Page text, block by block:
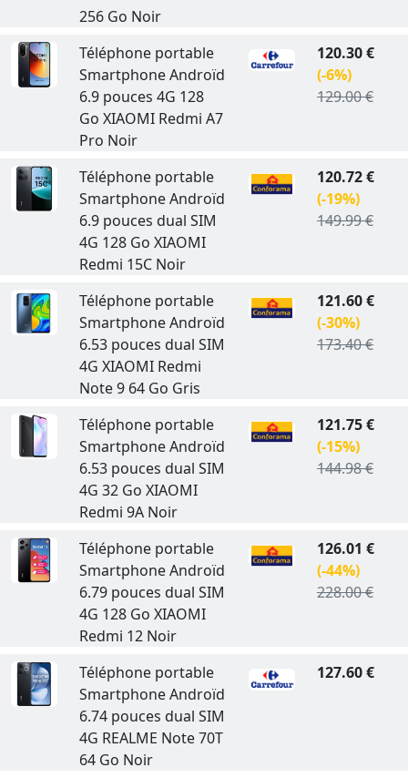
256 Go Noir
Téléphone portable
Smartphone Androïd
6.9 pouces 4G 128
Go XIAOMI Redmi A7
Pro Noir
120.30 €
(-6%)
129.00 €
Téléphone portable
Smartphone Androïd
6.9 pouces dual SIM
4G 128 Go XIAOMI
Redmi 15C Noir
120.72 €
(-19%)
149.99 €
Téléphone portable
Smartphone Androïd
6.53 pouces dual SIM
4G XIAOMI Redmi
Note 9 64 Go Gris
121.60 €
(-30%)
173.40 €
Téléphone portable
Smartphone Androïd
6.53 pouces dual SIM
4G 32 Go XIAOMI
Redmi 9A Noir
121.75 €
(-15%)
144.98 €
Téléphone portable
Smartphone Androïd
6.79 pouces dual SIM
4G 128 Go XIAOMI
Redmi 12 Noir
126.01 €
(-44%)
228.00 €
Téléphone portable
Smartphone Androïd
6.74 pouces dual SIM
4G REALME Note 70T
64 Go Noir
127.60 €